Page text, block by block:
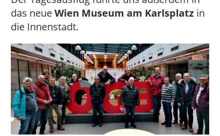
das neueWien Museum am Karlsplatz in
die Innenstadt.